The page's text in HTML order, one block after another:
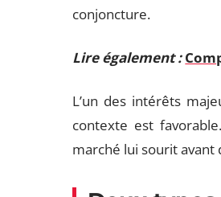
conjoncture.
Lire également :
L’un des intérêts
contexte est
marché lui sourit avant